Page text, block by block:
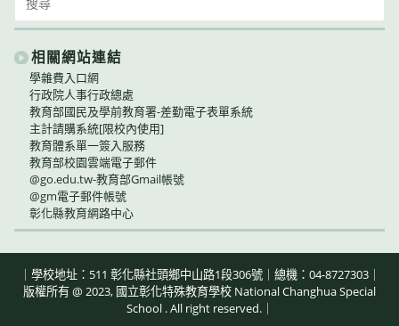
for:
相關網站連結
學雜費入口網
行政院人事行政總處
教育部國民及學前教育署-差勤電子表單系統
主計請購系統[限校內使用]
教育體系單一簽入服務
教育部校園雲端電子郵件
@go.edu.tw-教育部Gmail帳號
@gm電子郵件帳號
彰化縣教育網路中心
｜學校地址：511 彰化縣社頭鄉中山路1段306號｜總機：04-8727303｜
版權所有 @ 2023, 國立彰化特殊教育學校 National Changhua Special
School . All right reserved.｜